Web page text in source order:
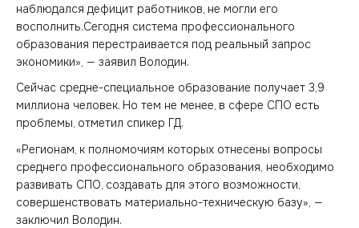
наблюдался дефицит работников, не могли его
восполнить.Сегодня система профессионального
образования перестраивается под реальный запрос
экономики», — заявил Володин.
Сейчас средне-специальное образование получает 3,9
миллиона человек. Но тем не менее, в сфере СПО есть
проблемы, отметил спикер ГД.
«Регионам, к полномочиям которых отнесены вопросы
среднего профессионального образования, необходимо
развивать СПО, создавать для этого возможности,
совершенствовать материально-техническую базу», —
заключил Володин.